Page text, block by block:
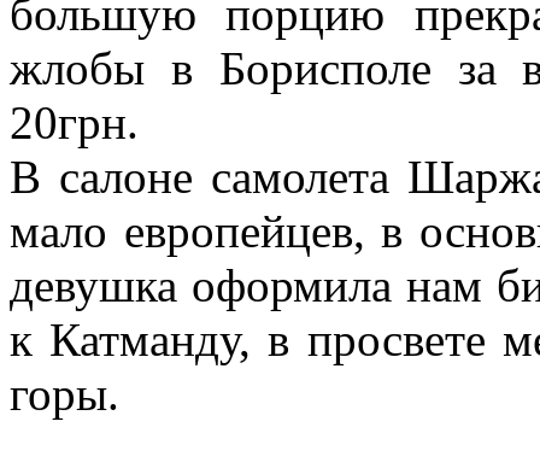
большую порцию
жлобы в Борисполе за
20грн.
В салоне самолета
мало европейцев, в
девушка оформила нам
к Катманду, в просвете
горы.